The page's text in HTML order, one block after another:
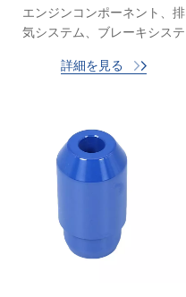
た機械加工されたセラミ
ック部品
エンジンコンポーネント、排
気システム、ブレーキシステ
部品。
詳細を見る